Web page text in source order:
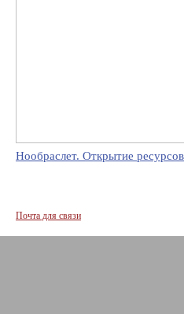
Нообраслет. Открытие
Почта для связи